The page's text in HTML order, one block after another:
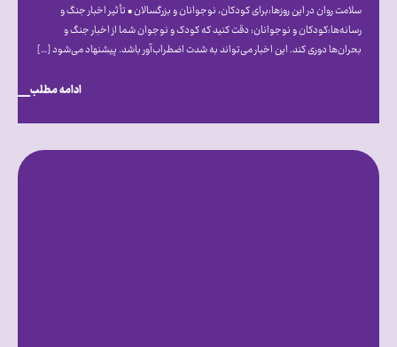
سلامت روان در این روزها:برای کودکان، نوجوانان و بزرگسالان • تأثیر اخبار جنگ و
رسانه‌ها:کودکان و نوجوانان: دقت کنید که کودک و نوجوان شما از اخبار جنگ و
بحران‌ها دوری کند. این اخبار می‌تواند به شدت اضطراب‌آور باشد. پیشنهاد می‌شود […]
ادامه مطلب